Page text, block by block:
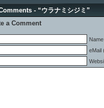
- “ウラナミシジミ”
a Comment
eMail